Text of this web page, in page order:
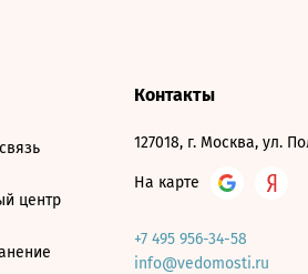
центр
Контакты
127018, г. Москва, ул.
На карте
+7 495 956-34-58
info@vedomosti.ru